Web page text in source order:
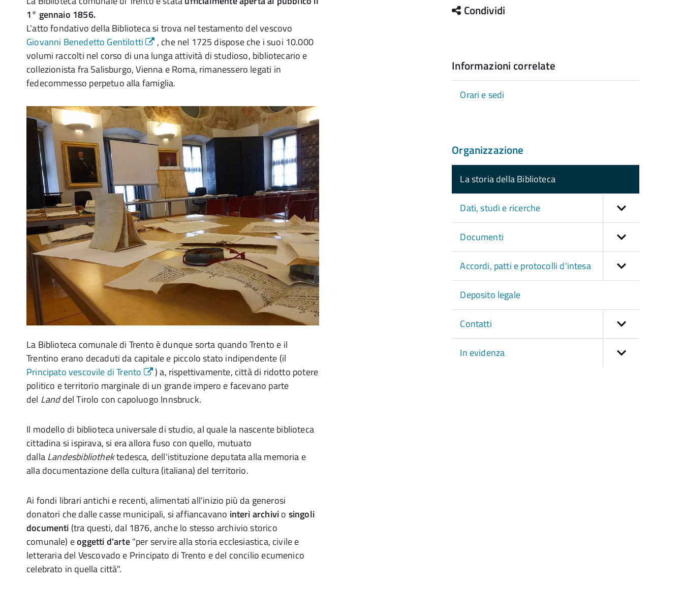
1° gennaio 1856.
L'atto fondativo della Biblioteca si trova nel testamento del vescovo
Giovanni Benedetto Gentilotti
, che nel 1725 dispose che i suoi 10.000
volumi raccolti nel corso di una lunga attività di studioso, bibliotecario e
collezionista fra Salisburgo, Vienna e Roma, rimanessero legati in
fedecommesso perpetuo alla famiglia.
La Biblioteca comunale di Trento è dunque sorta quando Trento e il
Trentino erano decaduti da capitale e piccolo stato indipendente (il
Principato vescovile di Trento
) a, rispettivamente, città di ridotto potere
politico e territorio marginale di un grande impero e facevano parte
del Landdel Tirolo con capoluogo Innsbruck.
Il modello di biblioteca universale di studio, al quale la nascente biblioteca
cittadina si ispirava, si era allora fuso con quello, mutuato
dallaLandesbibliothektedesca, dell'istituzione deputata alla memoria e
alla documentazione della cultura (italiana) del territorio.
Ai fondi librari antichi e recenti, alimentati all'inizio più da generosi
donatori che dalle casse municipali, si affiancavano interi archivio singoli
documenti (tra questi, dal 1876, anche lo stesso archivio storico
comunale) eoggetti d'arte"per servire alla storia ecclesiastica, civile e
letteraria del Vescovado e Principato di Trento e del concilio ecumenico
celebrato in quella città".
Condividi
Informazioni correlate
Orari e sedi
Organizzazione
La storia della Biblioteca
Dati, studi e ricerche
Documenti
Accordi, patti e protocolli d'intesa
Deposito legale
Contatti
In evidenza